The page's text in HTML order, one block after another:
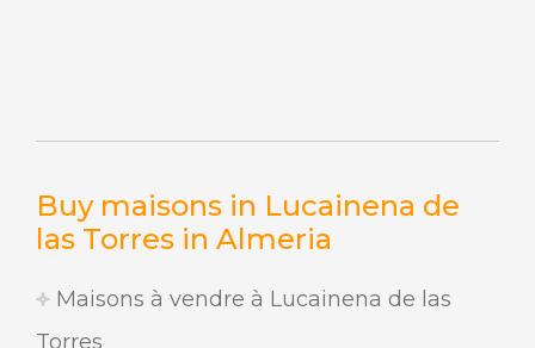
Buy maisons in Lucainena de
las Torres in Almeria
Maisons à vendre à Lucainena de las
Torres